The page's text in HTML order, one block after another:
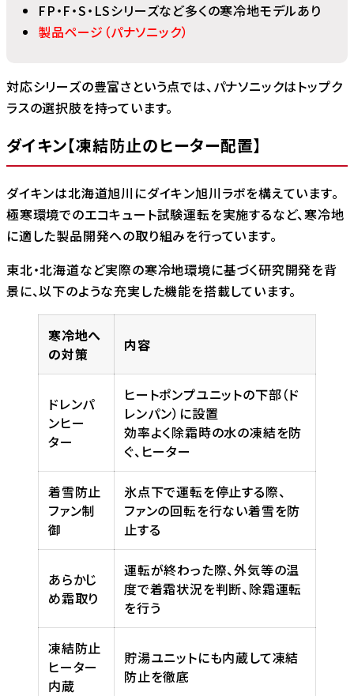
FP・F・S・LSシリーズなど多くの寒冷地モデルあり
製品ページ（パナソニック）
対応シリーズの豊富さという点では、パナソニックはトップク
ラスの選択肢を持っています。
ダイキン【凍結防止のヒーター配置】
ダイキンは北海道旭川にダイキン旭川ラボを構えています。
極寒環境でのエコキュート試験運転を実施するなど、寒冷地
に適した製品開発への取り組みを行っています。
東北・北海道など実際の寒冷地環境に基づく研究開発を背
景に、以下のような充実した機能を搭載しています。
寒冷地へ
の対策
内容
ドレンパ
ンヒー
ター
ヒートポンプユニットの下部（ド
レンパン）に設置
効率よく除霜時の水の凍結を防
ぐ、ヒーター
着雪防止
ファン制
御
氷点下で運転を停止する際、
ファンの回転を行ない着雪を防
止する
あらかじ
め霜取り
運転が終わった際、外気等の温
度で着霜状況を判断、除霜運転
を行う
凍結防止
ヒーター
内蔵
貯湯ユニットにも内蔵して凍結
防止を徹底